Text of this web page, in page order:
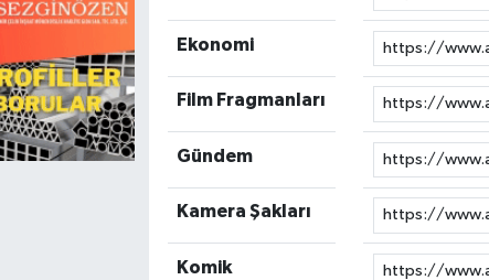
Ekonomi
Film Fragmanları
Gündem
Kamera Şakları
Komik
Akhisar Emlak
Ülke
Etiketler
Röportaj
Dünya
Yaşam